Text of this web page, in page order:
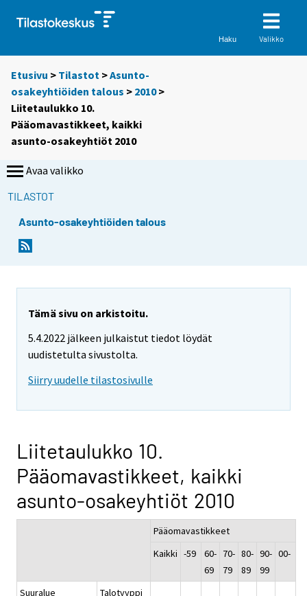
Haku Valikko
Etusivu > Tilastot >Asunto-
osakeyhtiöiden talous > 2010>
Liitetaulukko 10.
Pääomavastikkeet, kaikki
asunto-osakeyhtiöt 2010
Avaa valikko
TILASTOT
Asunto-osakeyhtiöiden talous
Tämä sivu on arkistoitu.
5.4.2022 jälkeen julkaistut tiedot löydät
uudistetulta sivustolta.
Siirry uudelle tilastosivulle
Liitetaulukko 10.
Pääomavastikkeet, kaikki
asunto-osakeyhtiöt 2010
Pääomavastikkeet
Kaikki -59
60-
69
70-
79
80-
89
90-
99
00-
Suuralue
Talotyyppi